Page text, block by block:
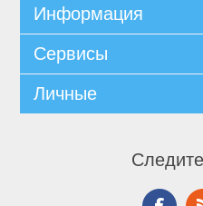
Информация
Сервисы
Личные